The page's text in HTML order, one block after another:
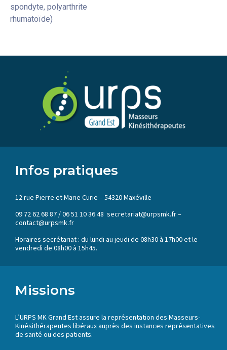
spondyte, polyarthrite
rhumatoïde)
Infos pratiques
12 rue Pierre et Marie Curie – 54320 Maxéville
09 72 62 68 87 / 06 51 10 36 48 secretariat@urpsmk.fr –
contact@urpsmk.fr
Horaires secrétariat : du lundi au jeudi de 08h30 à 17h00 et le
vendredi de 08h00 à 15h45.
Missions
L’URPS MK Grand Est assure la représentation des Masseurs-
Kinésithérapeutes libéraux auprès des instances représentatives
de santé ou des patients.